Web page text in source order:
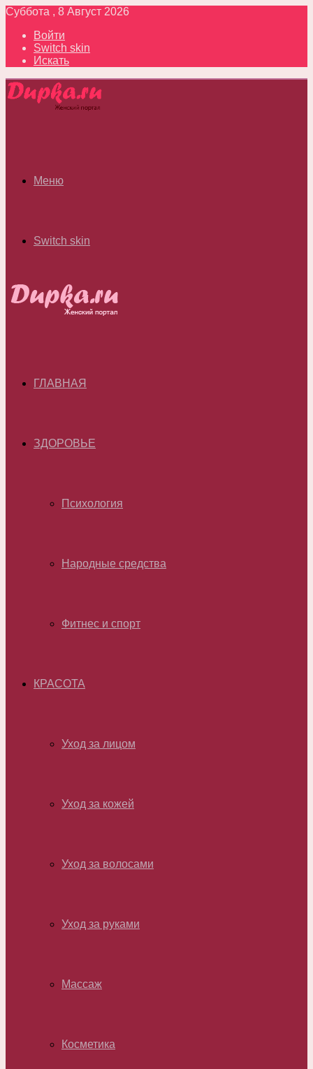
Суббота , 8 Август 2026
Войти
Switch skin
Искать
Меню
Switch skin
ГЛАВНАЯ
ЗДОРОВЬЕ
Психология
Народные средства
Фитнес и спорт
КРАСОТА
Уход за лицом
Уход за кожей
Уход за волосами
Уход за руками
Массаж
Косметика